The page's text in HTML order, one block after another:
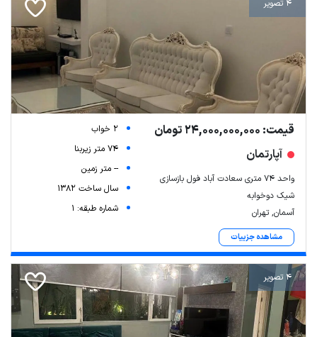
4 تصویر
قیمت: 24,000,000,000 تومان
آپارتمان
واحد ۷۴ متری سعادت آباد فول بازسازی
شیک دوخوابه
آسمان, تهران
مشاهده جزییات
2 خواب
74 متر زیربنا
-- متر زمین
سال ساخت 1382
شماره طبقه: 1
4 تصویر